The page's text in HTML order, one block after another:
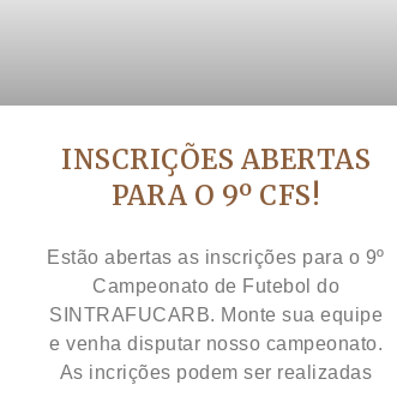
INSCRIÇÕES ABERTAS
PARA O 9º CFS!
Estão abertas as inscrições para o 9º
Campeonato de Futebol do
SINTRAFUCARB. Monte sua equipe
e venha disputar nosso campeonato.
As incrições podem ser realizadas